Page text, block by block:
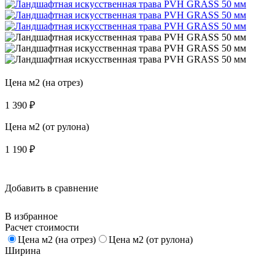
Цена м2 (на отрез)
1 390 ₽
Цена м2 (от рулона)
1 190 ₽
Добавить в сравнение
В избранное
Расчет стоимости
Цена м2 (на отрез)
Цена м2 (от рулона)
Ширина